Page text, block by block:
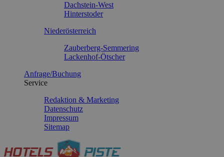
Dachstein-West
Hinterstoder
Niederösterreich
Zauberberg-Semmering
Lackenhof-Ötscher
Anfrage/Buchung
Service
Redaktion & Marketing
Datenschutz
Impressum
Sitemap